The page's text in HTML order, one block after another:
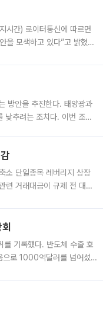
을 모색하고 있다”고 밝혔다.
방안을 추진한다. 태양광과
낮추려는 조치다. 이번 조처
단일종목 레버리지 상장
련 거래대금이 규제 전 대비
기록했다. 반도체 수출 호
으로 1000억달러를 넘어섰